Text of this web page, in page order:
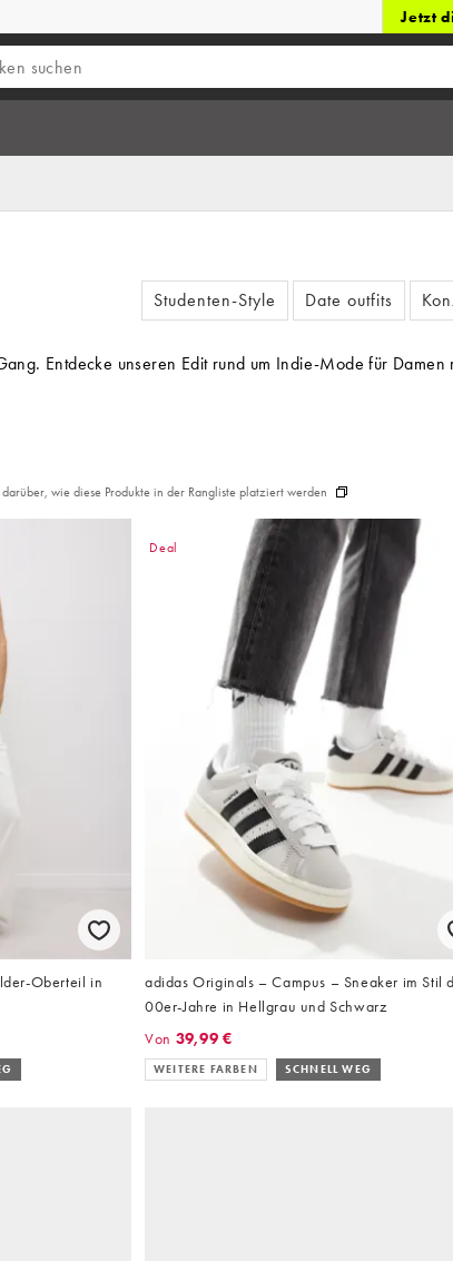
Jetzt
Studenten-Style Date outfits
Entdecke unseren Edit rund um Indie-Mode für
wie diese Produkte in der Rangliste platziert werden
Oberteil in
Deal
adidas Originals – Campus – Sneaker im Stil
00er-Jahre in Hellgrau und Schwarz
Von 39,99 €
WEITERE FARBEN SCHNELL WEG